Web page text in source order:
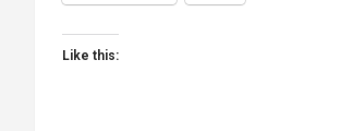
Like this: